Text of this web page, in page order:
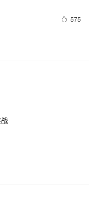
575
效结合
定义对话框